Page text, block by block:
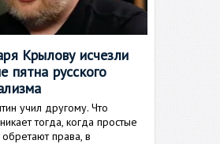
Крылову исчезли
пятна русского
учил другому. Что
тогда, когда простые
права, в